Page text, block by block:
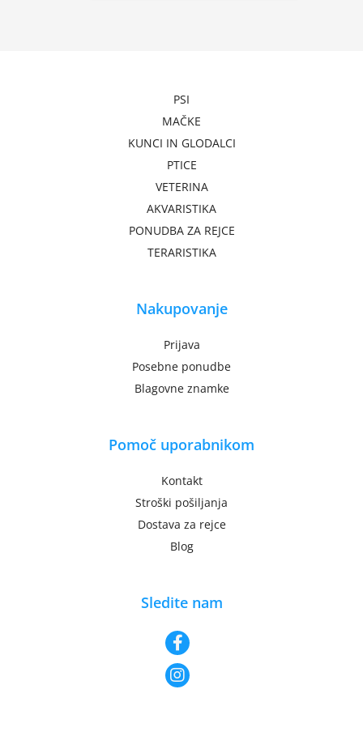
PSI
MAČKE
KUNCI IN GLODALCI
PTICE
VETERINA
AKVARISTIKA
PONUDBA ZA REJCE
TERARISTIKA
Nakupovanje
Prijava
Posebne ponudbe
Blagovne znamke
Pomoč uporabnikom
Kontakt
Stroški pošiljanja
Dostava za rejce
Blog
Sledite nam